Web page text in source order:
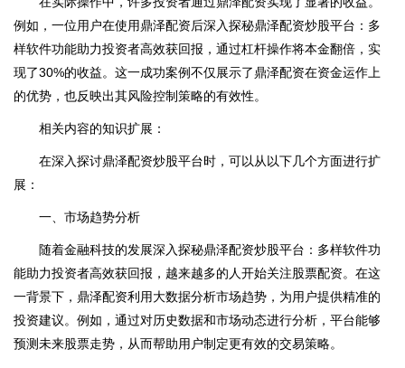
例如，一位用户在使用鼎泽配资后深入探秘鼎泽配资炒股平台：多
样软件功能助力投资者高效获回报，通过杠杆操作将本金翻倍，实
现了30%的收益。这一成功案例不仅展示了鼎泽配资在资金运作上
的优势，也反映出其风险控制策略的有效性。
相关内容的知识扩展：
在深入探讨鼎泽配资炒股平台时，可以从以下几个方面进行扩
展：
一、市场趋势分析
随着金融科技的发展深入探秘鼎泽配资炒股平台：多样软件功
能助力投资者高效获回报，越来越多的人开始关注股票配资。在这
一背景下，鼎泽配资利用大数据分析市场趋势，为用户提供精准的
投资建议。例如，通过对历史数据和市场动态进行分析，平台能够
预测未来股票走势，从而帮助用户制定更有效的交易策略。